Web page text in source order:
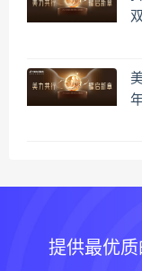
提供最优